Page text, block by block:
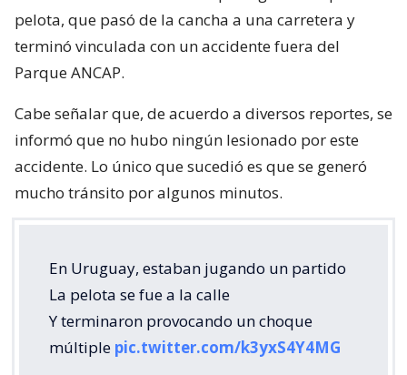
pelota, que pasó de la cancha a una carretera y
terminó vinculada con un accidente fuera del
Parque ANCAP.
Cabe señalar que, de acuerdo a diversos reportes, se
informó que no hubo ningún lesionado por este
accidente. Lo único que sucedió es que se generó
mucho tránsito por algunos minutos.
En Uruguay, estaban jugando un partido
La pelota se fue a la calle
Y terminaron provocando un choque
múltiple pic.twitter.com/k3yxS4Y4MG